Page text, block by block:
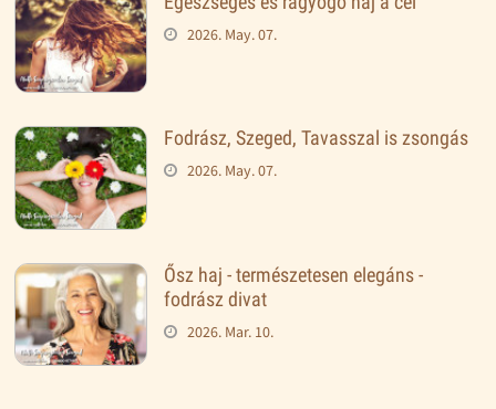
2026. May. 07.
Fodrász, Szeged, Tavasszal is zsongás
2026. May. 07.
Ősz haj - természetesen elegáns -
fodrász divat
2026. Mar. 10.